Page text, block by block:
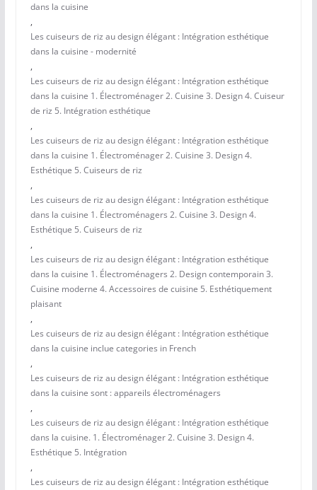
dans la cuisine
,
Les cuiseurs de riz au design élégant : Intégration esthétique
dans la cuisine - modernité
,
Les cuiseurs de riz au design élégant : Intégration esthétique
dans la cuisine 1. Électroménager 2. Cuisine 3. Design 4. Cuiseur
de riz 5. Intégration esthétique
,
Les cuiseurs de riz au design élégant : Intégration esthétique
dans la cuisine 1. Électroménager 2. Cuisine 3. Design 4.
Esthétique 5. Cuiseurs de riz
,
Les cuiseurs de riz au design élégant : Intégration esthétique
dans la cuisine 1. Électroménagers 2. Cuisine 3. Design 4.
Esthétique 5. Cuiseurs de riz
,
Les cuiseurs de riz au design élégant : Intégration esthétique
dans la cuisine 1. Électroménagers 2. Design contemporain 3.
Cuisine moderne 4. Accessoires de cuisine 5. Esthétiquement
plaisant
,
Les cuiseurs de riz au design élégant : Intégration esthétique
dans la cuisine inclue categories in French
,
Les cuiseurs de riz au design élégant : Intégration esthétique
dans la cuisine sont : appareils électroménagers
,
Les cuiseurs de riz au design élégant : Intégration esthétique
dans la cuisine. 1. Électroménager 2. Cuisine 3. Design 4.
Esthétique 5. Intégration
,
Les cuiseurs de riz au design élégant : Intégration esthétique